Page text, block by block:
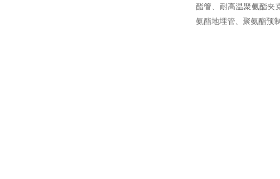
酯管、耐高温聚氨酯夹
氨酯地埋管、聚氨酯预